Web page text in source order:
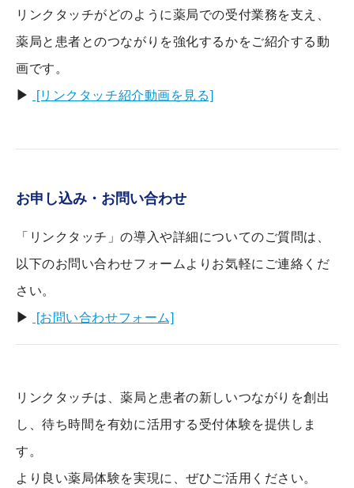
リンクタッチがどのように薬局での受付業務を支え、
薬局と患者とのつながりを強化するかをご紹介する動
画です。
▶
[リンクタッチ紹介動画を見る]
お申し込み・お問い合わせ
「リンクタッチ」の導入や詳細についてのご質問は、
以下のお問い合わせフォームよりお気軽にご連絡くだ
さい。
▶
[お問い合わせフォーム]
リンクタッチは、薬局と患者の新しいつながりを創出
し、待ち時間を有効に活用する受付体験を提供しま
す。
より良い薬局体験を実現に、ぜひご活用ください。